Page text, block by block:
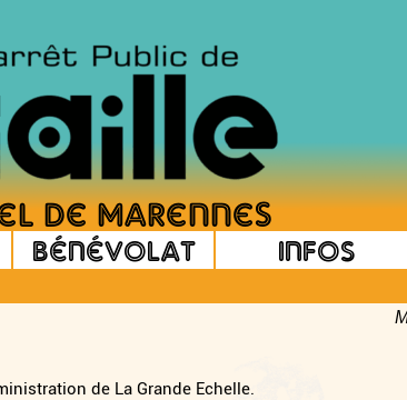
Bénévolat Infos
de La Grande Echelle.